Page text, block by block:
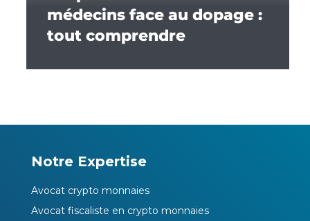
médecins face au dopage :
tout comprendre
Notre Expertise
Avocat crypto monnaies
Avocat fiscaliste en crypto monnaies